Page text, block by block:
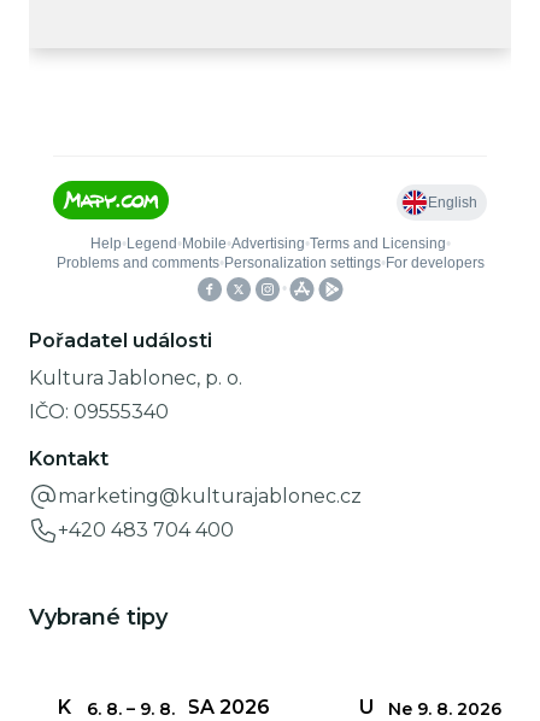
Pořadatel události
Kultura Jablonec, p. o.
IČO: 09555340
Kontakt
marketing@kulturajablonec.cz
+420 483 704 400
Vybrané tipy
6. 8. – 9. 8.
KŘEHKÁ KRÁSA 2026 Ne 9. 8. 2026
UZÁVĚRKY